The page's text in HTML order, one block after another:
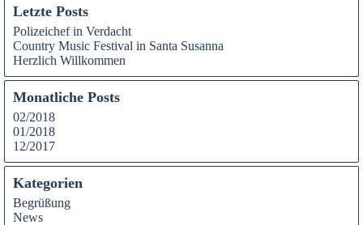
Letzte Posts
Polizeichef in Verdacht
Country Music Festival in Santa Susanna
Herzlich Willkommen
Monatliche Posts
02/2018
01/2018
12/2017
Kategorien
Begrüßung
News